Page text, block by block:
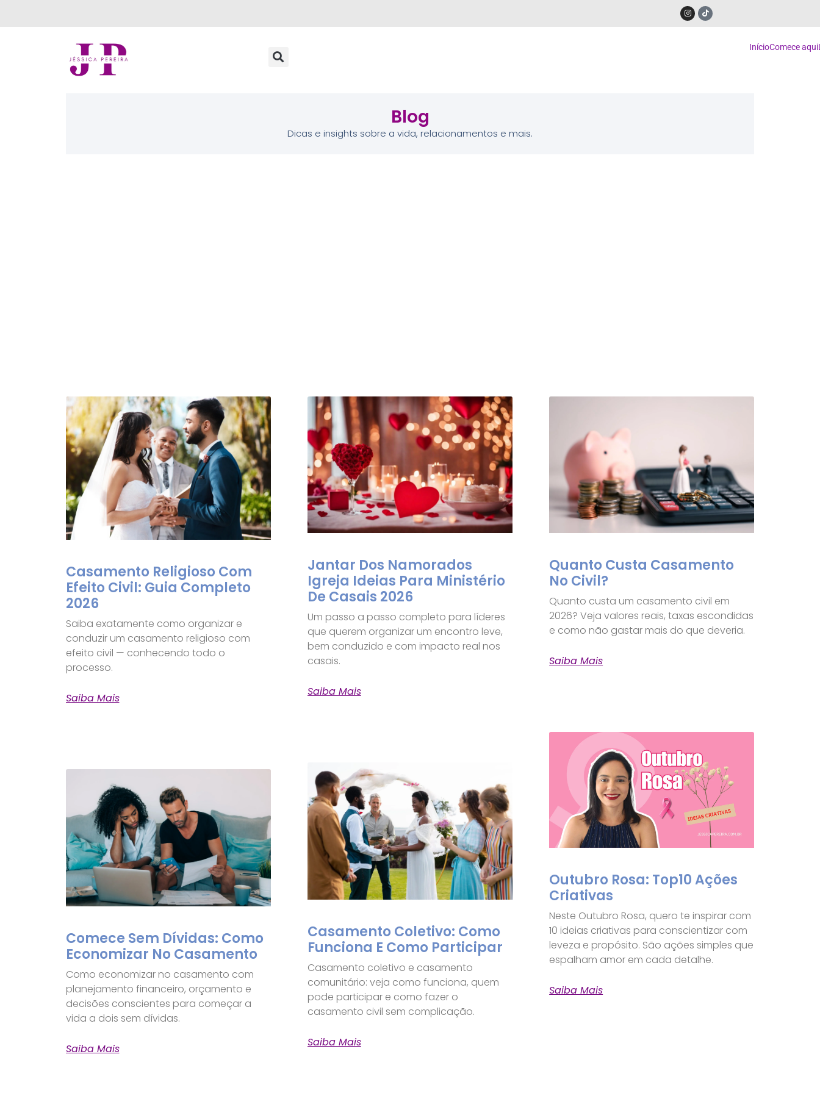
InícioComece aqui
Blog
Dicas e insights sobre a vida, relacionamentos e mais.
Casamento Religioso Com
Efeito Civil: Guia Completo
2026
Saiba exatamente como organizar e
conduzir um casamento religioso com
efeito civil — conhecendo todo o
processo.
Saiba Mais
Jantar Dos Namorados
Igreja Ideias Para Ministério
De Casais 2026
Um passo a passo completo para líderes
que querem organizar um encontro leve,
bem conduzido e com impacto real nos
casais.
Saiba Mais
Quanto Custa Casamento
No Civil?
Quanto custa um casamento civil em
2026? Veja valores reais, taxas escondidas
e como não gastar mais do que deveria.
Saiba Mais
Comece Sem Dívidas: Como
Economizar No Casamento
Como economizar no casamento com
planejamento financeiro, orçamento e
decisões conscientes para começar a
vida a dois sem dívidas.
Saiba Mais
Casamento Coletivo: Como
Funciona E Como Participar
Casamento coletivo e casamento
comunitário: veja como funciona, quem
pode participar e como fazer o
casamento civil sem complicação.
Saiba Mais
Outubro Rosa: Top10 Ações
Criativas
Neste Outubro Rosa, quero te inspirar com
10 ideias criativas para conscientizar com
leveza e propósito. São ações simples que
espalham amor em cada detalhe.
Saiba Mais